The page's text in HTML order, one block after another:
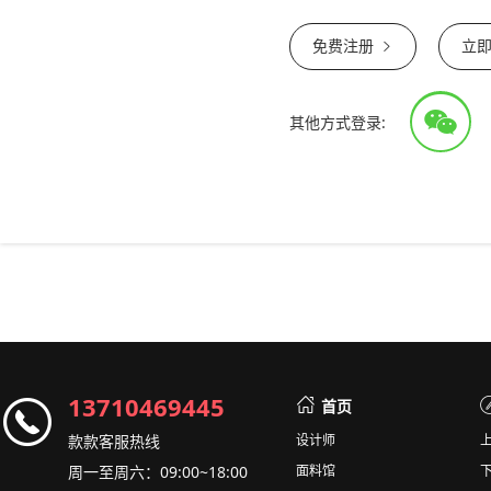
免费注册 立
其他方式登录:
13710469445
款款客服热线
周一至周六：09:00~18:00
首页
设计师
面料馆